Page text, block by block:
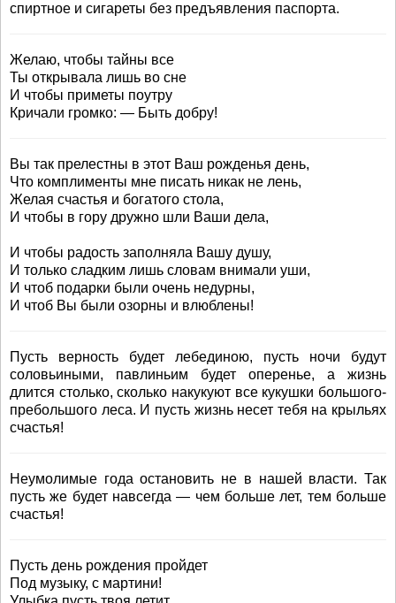
спиртное и сигареты без предъявления паспорта.
Желаю, чтобы тайны все
Ты открывала лишь во сне
И чтобы приметы поутру
Кричали громко: — Быть добру!
Вы так прелестны в этот Ваш рожденья день,
Что комплименты мне писать никак не лень,
Желая счастья и богатого стола,
И чтобы в гору дружно шли Ваши дела,
И чтобы радость заполняла Вашу душу,
И только сладким лишь словам внимали уши,
И чтоб подарки были очень недурны,
И чтоб Вы были озорны и влюблены!
Пусть верность будет лебединою, пусть ночи будут
соловьиными, павлиньим будет оперенье, а жизнь
длится столько, сколько накукуют все кукушки большого-
пребольшого леса. И пусть жизнь несет тебя на крыльях
счастья!
Неумолимые года остановить не в нашей власти. Так
пусть же будет навсегда — чем больше лет, тем больше
счастья!
Пусть день рождения пройдет
Под музыку, с мартини!